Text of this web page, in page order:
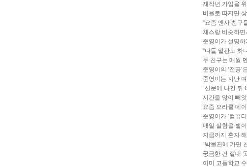
재작년 가입을
비율로 따지면
“요즘 멘사 친구
체스랑 비슷하
준영이가 설명
“다들 말판도 하
두 친구는 매월
준영이의 ‘전공
준영이는 지난
“신문에 나간 뒤
시간을 많이 빼
요즘 오라클 데
준영이가 ‘컴퓨
매일 실험을 벌
지금까지 혼자
“박물관에 가면
궁금한 건 절대
이미 고등학교